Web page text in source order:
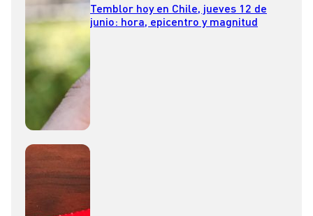
Temblor hoy en Chile, jueves 12 de
junio: hora, epicentro y magnitud